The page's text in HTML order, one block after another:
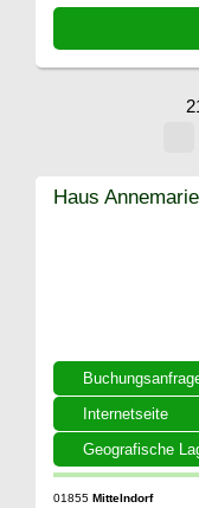
Internetseite
Geografische
Haus Annemarie
01855 Mittelndorf